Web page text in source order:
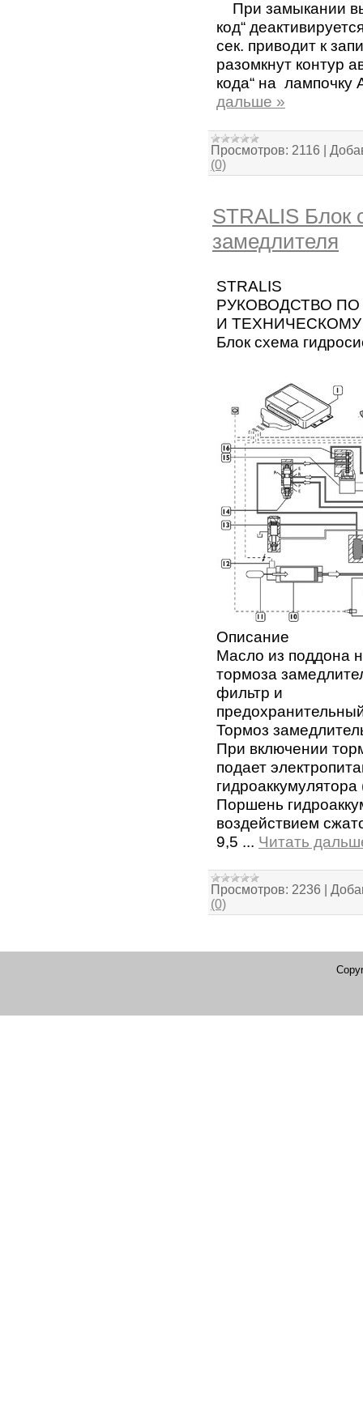
При замыкании
код“
сек. приводит к
разомкнут контур
кода“ на лампочку
дальше »
Просмотров: 2116
(0)
STRALIS Блок
замедлителя
STRALIS
РУКОВОДСТВО
И
Блок схема
Описание
Масло из поддона
тормоза
фильтр и
Тормоз
При включении
подает
гидроаккумулятора
Поршень
воздействием
9,5 ... Читать
Просмотров: 2236
(0)